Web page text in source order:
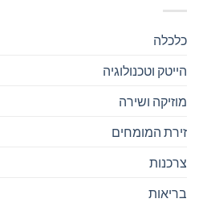
כלכלה
הייטק וטכנולוגיה
מוזיקה ושירה
זירת המומחים
צרכנות
בריאות